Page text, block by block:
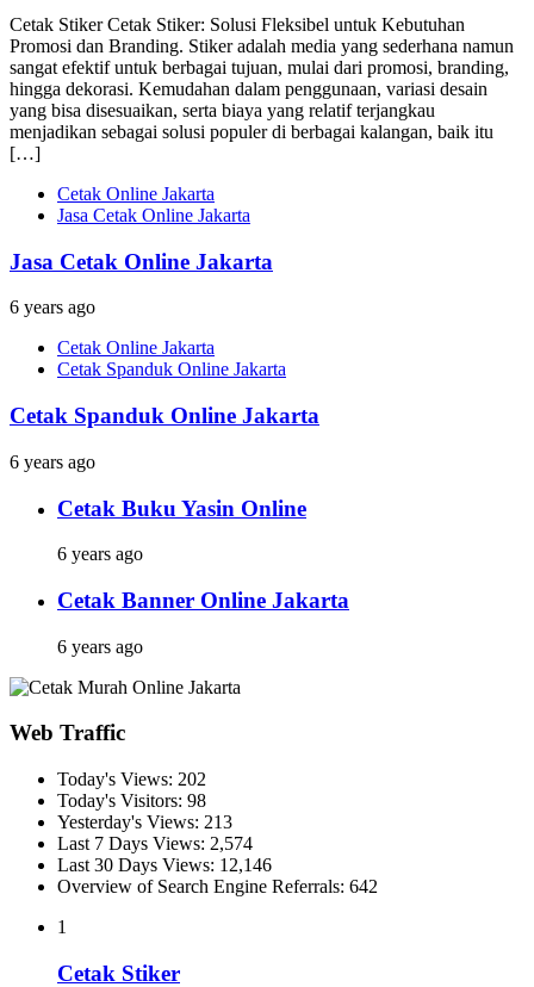
Cetak Stiker Cetak Stiker: Solusi Fleksibel untuk Kebutuhan
Promosi dan Branding. Stiker adalah media yang sederhana namun
sangat efektif untuk berbagai tujuan, mulai dari promosi, branding,
hingga dekorasi. Kemudahan dalam penggunaan, variasi desain
yang bisa disesuaikan, serta biaya yang relatif terjangkau
menjadikan sebagai solusi populer di berbagai kalangan, baik itu
[…]
Cetak Online Jakarta
Jasa Cetak Online Jakarta
Jasa Cetak Online Jakarta
6 years ago
Cetak Online Jakarta
Cetak Spanduk Online Jakarta
Cetak Spanduk Online Jakarta
6 years ago
Cetak Buku Yasin Online
6 years ago
Cetak Banner Online Jakarta
6 years ago
Web Traffic
Today's Views: 202
Today's Visitors: 98
Yesterday's Views: 213
Last 7 Days Views: 2,574
Last 30 Days Views: 12,146
Overview of Search Engine Referrals: 642
1
Cetak Stiker